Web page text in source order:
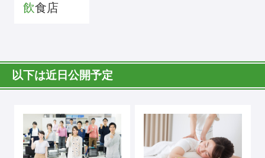
飲食店
以下は近日公開予定